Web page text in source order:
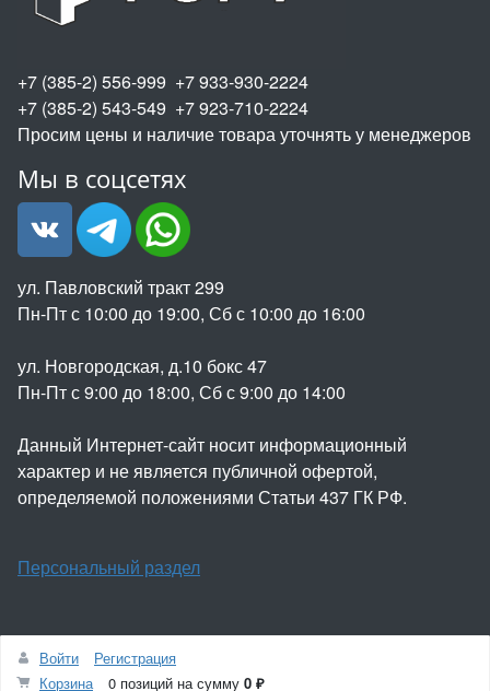
+7 (385-2) 556-999 +7 933-930-2224
+7 (385-2) 543-549 +7 923-710-2224
Просим цены и наличие товара уточнять у менеджеров
Мы в соцсетях
ул. Павловский тракт 299
Пн-Пт с 10:00 до 19:00, Сб с 10:00 до 16:00
ул. Новгородская, д.10 бокс 47
Пн-Пт с 9:00 до 18:00, Сб с 9:00 до 14:00
Данный Интернет-сайт носит информационный
характер и не является публичной офертой,
определяемой положениями Статьи 437 ГК РФ.
Персональный раздел
Войти
Регистрация
Корзина
0 позиций на сумму 0 ₽